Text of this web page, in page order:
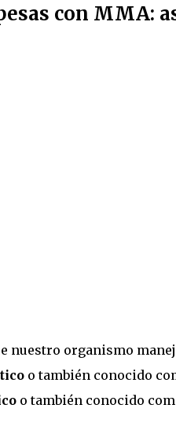
con MMA:
nuestro organismo
o también conocido
o también conocido